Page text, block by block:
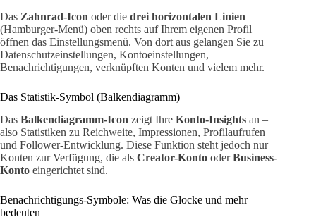
Das Zahnrad-Icon oder die drei horizontalen Linien
(Hamburger-Menü) oben rechts auf Ihrem eigenen Profil
öffnen das Einstellungsmenü. Von dort aus gelangen Sie zu
Datenschutzeinstellungen, Kontoeinstellungen,
Benachrichtigungen, verknüpften Konten und vielem mehr.
Das Statistik-Symbol (Balkendiagramm)
Das Balkendiagramm-Icon zeigt Ihre Konto-Insights an –
also Statistiken zu Reichweite, Impressionen, Profilaufrufen
und Follower-Entwicklung. Diese Funktion steht jedoch nur
Konten zur Verfügung, die als Creator-Konto oderBusiness-
Konto eingerichtet sind.
Benachrichtigungs-Symbole: Was die Glocke und mehr
bedeuten